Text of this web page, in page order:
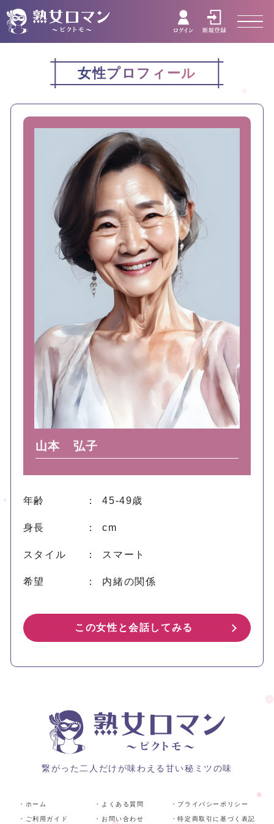
女性プロフィール
山本 弘子
年齢
身長
スタイル
希望
： 45-49歳
： cm
： スマート
： 内緒の関係
この女性と会話してみる
繋がった二人だけが味わえる甘い秘ミツの味
・ホーム
・ご利用ガイド
・よくある質問
・お問い合わせ
・プライバシーポリシー
・特定商取引に基づく表記